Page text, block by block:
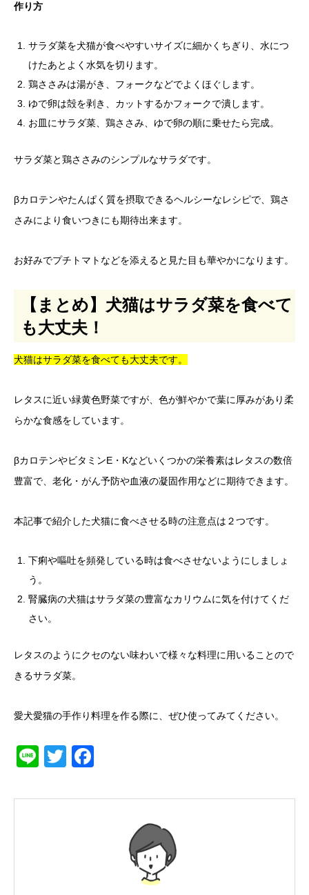
作り方
サラダ菜を犬猫が食べやすいサイズに細かくちぎり、水につ
けたあとよく水気を切ります。
鶏ささみは湯がき、フォークなどでよくほぐします。
ゆで卵は殻を剥き、カットするかフォークで潰します。
お皿にサラダ菜、鶏ささみ、ゆで卵の順に乗せたら完成。
サラダ菜と鶏ささみのシンプルなサラダです。
βカロテンやたんぱく質を摂取できるヘルシーなレシピで、鶏さ
さみにより食いつきにも期待出来ます。
お好みでプチトマトなどを添えると見た目も華やかになります。
【まとめ】犬猫はサラダ菜を食べて
も大丈夫！
犬猫はサラダ菜を食べても大丈夫です。
レタスに近い緑黄色野菜ですが、色が鮮やかで葉に厚みがあり柔
らかな食感をしています。
βカロテンやビタミンE・Kなどいくつかの栄養素はレタスの数倍
豊富で、老化・がん予防や血液の凝固作用などに期待できます。
本記事で紹介した犬猫に食べさせる時の注意点は２つです。
下痢や嘔吐を頻発している時は食べさせないようにしましょ
う。
腎臓病の犬猫はサラダ菜の豊富なカリウムに気を付けてくだ
さい。
レタスのようにクセのない味わいで様々な料理に用いることので
きるサラダ菜。
愛犬愛猫の手作り料理を作る際に、ぜひ使ってみてください。
LineTwitter